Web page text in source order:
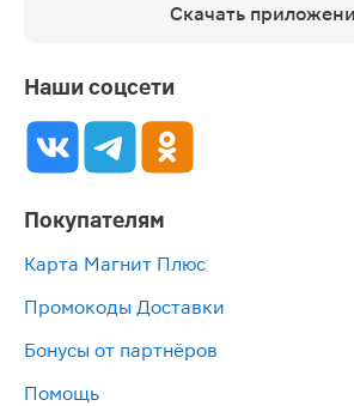
Скачать
Наши соцсети
Покупателям
Карта Магнит Плюс
Промокоды Доставки
Бонусы от партнёров
Помощь